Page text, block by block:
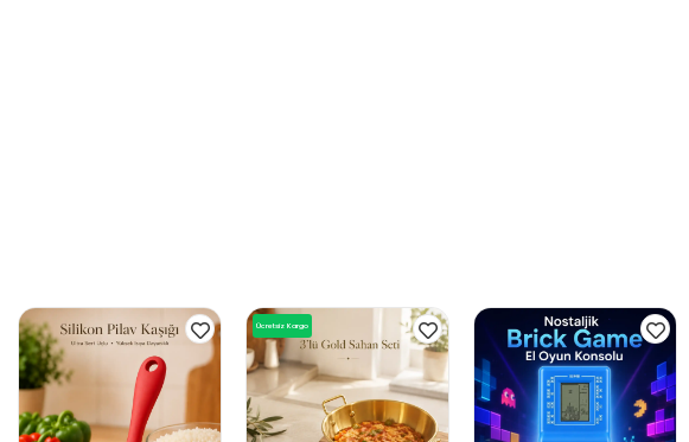
Ücretsiz Kargo